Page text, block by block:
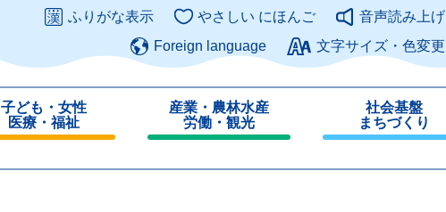
このページの本文へ
ふりがな表示 やさしい にほんご
音声読み上げ
Foreign language
文字サイズ・色変更
子ども・女性
医療・福祉
産業・農林水産
労働・観光
じ
社会基盤
まちづくり
じ